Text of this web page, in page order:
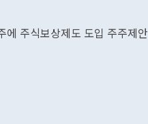
주식보상제도 도입 주주제안